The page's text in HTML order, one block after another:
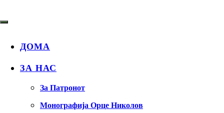
ДОМА
ЗА НАС
За Патронот
Монографија Орце Николов